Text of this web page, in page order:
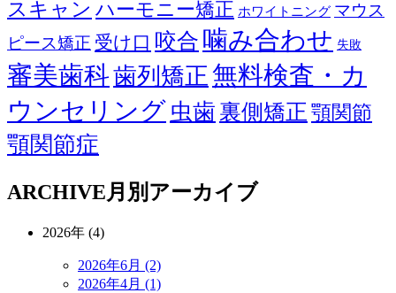
スキャン ハーモニー矯正 ホワイトニング マウス
ピース矯正 受け口 咬合 噛み合わせ 失敗
審美歯科歯列矯正無料検査・カ
ウンセリング 虫歯 裏側矯正 顎関節
顎関節症
ARCHIVE月別アーカイブ
2026年 (4)
2026年6月 (2)
2026年4月 (1)